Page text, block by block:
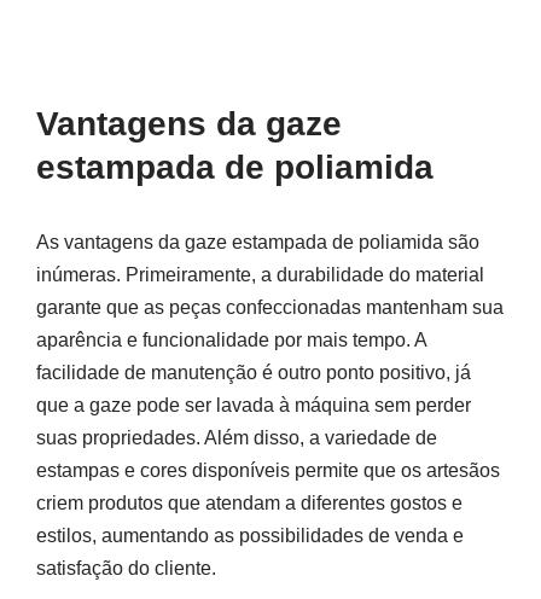
Vantagens da gaze
estampada de poliamida
As vantagens da gaze estampada de poliamida são
inúmeras. Primeiramente, a durabilidade do material
garante que as peças confeccionadas mantenham sua
aparência e funcionalidade por mais tempo. A
facilidade de manutenção é outro ponto positivo, já
que a gaze pode ser lavada à máquina sem perder
suas propriedades. Além disso, a variedade de
estampas e cores disponíveis permite que os artesãos
criem produtos que atendam a diferentes gostos e
estilos, aumentando as possibilidades de venda e
satisfação do cliente.